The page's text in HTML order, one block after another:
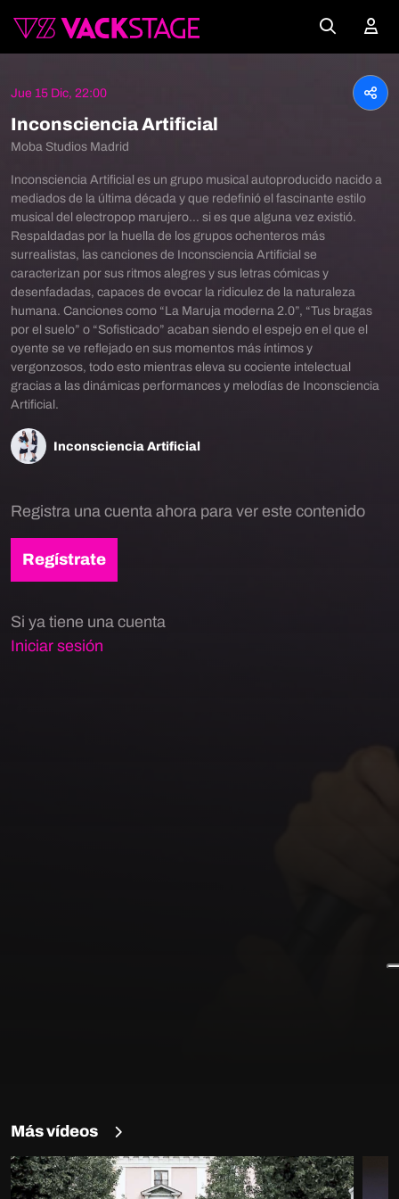
Jue 15 Dic, 22:00
Inconsciencia Artificial
Moba Studios Madrid
Inconsciencia Artificial es un grupo musical autoproducido nacido a
mediados de la última década y que redefinió el fascinante estilo
musical del electropop marujero… si es que alguna vez existió.
Respaldadas por la huella de los grupos ochenteros más
surrealistas, las canciones de Inconsciencia Artificial se
caracterizan por sus ritmos alegres y sus letras cómicas y
desenfadadas, capaces de evocar la ridiculez de la naturaleza
humana. Canciones como “La Maruja moderna 2.0”, “Tus bragas
por el suelo” o “Sofisticado” acaban siendo el espejo en el que el
oyente se ve reflejado en sus momentos más íntimos y
vergonzosos, todo esto mientras eleva su cociente intelectual
gracias a las dinámicas performances y melodías de Inconsciencia
Artificial.
Inconsciencia Artificial
Registra una cuenta ahora para ver este contenido
Regístrate
Si ya tiene una cuenta
Iniciar sesión
Más vídeos